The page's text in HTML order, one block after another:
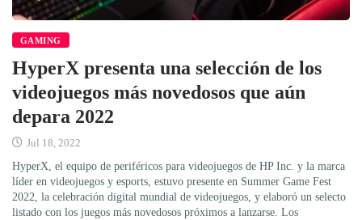
GAMING
HyperX presenta una selección de los
videojuegos más novedosos que aún
depara 2022
Jul 18, 2022
HyperX, el equipo de periféricos para videojuegos de HP Inc. y la marca
líder en videojuegos y esports, estuvo presente en Summer Game Fest
2022, la celebración digital mundial de videojuegos, y elaboró un selecto
listado con los juegos más novedosos próximos a lanzarse. Los